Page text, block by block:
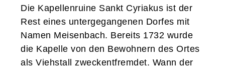
Die Kapellenruine Sankt Cyriakus ist der
Rest eines untergegangenen Dorfes mit
Namen Meisenbach. Bereits 1732 wurde
die Kapelle von den Bewohnern des Ortes
als Viehstall zweckentfremdet. Wann der